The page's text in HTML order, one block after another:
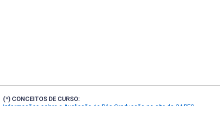
(*) CONCEITOS DE CURSO:
Informações sobre a Avaliação da Pós-Graduação no site da CAPES